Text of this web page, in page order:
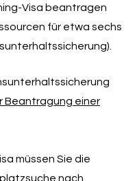
Visa beantragen
für etwa sechs
Beantragung einer
müssen Sie die
nach